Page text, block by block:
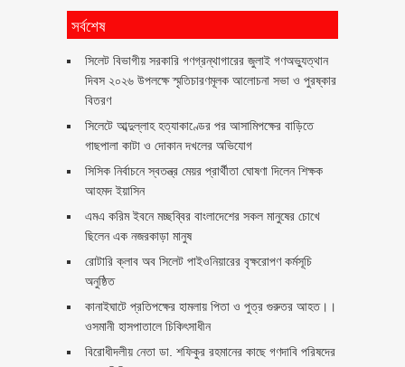
সর্বশেষ
সিলেট বিভাগীয় সরকারি গণগ্রন্থাগারের জুলাই গণঅভ্যুত্থান
দিবস ২০২৬ উপলক্ষে স্মৃতিচারণমূলক আলোচনা সভা ও পুরষ্কার
বিতরণ ‎ ‎
সিলেটে আব্দুল্লাহ হত্যাকাণ্ডের পর আসামিপক্ষের বাড়িতে
গাছপালা কাটা ও দোকান দখলের অভিযোগ
সিসিক নির্বাচনে স্বতন্ত্র মেয়র প্রার্থীতা ঘোষণা দিলেন শিক্ষক
আহমদ ইয়াসিন
এমএ করিম ইবনে মচ্ছব্বির বাংলাদেশের সকল মানুষের চোখে
ছিলেন এক নজরকাড়া মানুষ ‎
রোটারি ক্লাব অব সিলেট পাইওনিয়ারের বৃক্ষরোপণ কর্মসূচি
অনুষ্ঠিত
কানাইঘাটে প্রতিপক্ষের হামলায় পিতা ও পুত্র গুরুতর আহত।।
ওসমানী হাসপাতালে চিকিৎসাধীন
বিরোধীদলীয় নেতা ডা. শফিকুর রহমানের কাছে গণদাবি পরিষদের